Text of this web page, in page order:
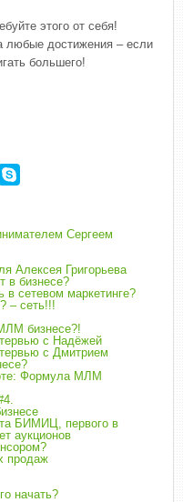
этого от себя!
любые достижения – если
большего!
Сергеем
Алексея Григорьева
в бизнесе?
в сетевом маркетинге?
– сеть!!!
бизнесе?!
с Надёжей
с Дмитрием
Формула МЛМ
БИМИЦ, первого в
аукционов
продаж
начать?